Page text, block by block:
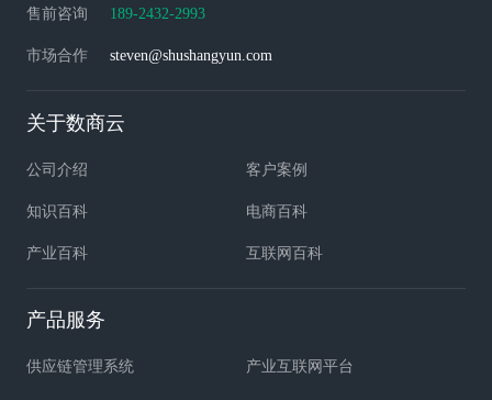
售前咨询 189-2432-2993
市场合作 steven@shushangyun.com
关于数商云
公司介绍 客户案例
知识百科 电商百科
产业百科 互联网百科
产品服务
供应链管理系统 产业互联网平台